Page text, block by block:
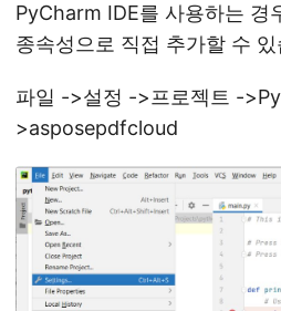
PyCharm IDE를 사용하는 경
종속성으로 직접 추가할 수
파일 ->설정 ->프로젝트 -
>asposepdfcloud